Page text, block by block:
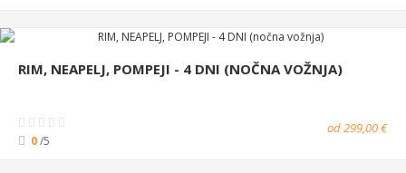
RIM, NEAPELJ, POMPEJI - 4 DNI (NOČNA VOŽNJA)
0/5
od 299,00 €